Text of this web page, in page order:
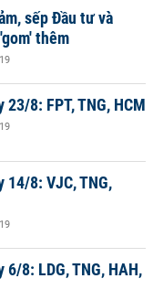
sếp Đầu tư và
thêm
8: FPT, TNG, HCM
14/8: VJC, TNG,
8: LDG, TNG, HAH,